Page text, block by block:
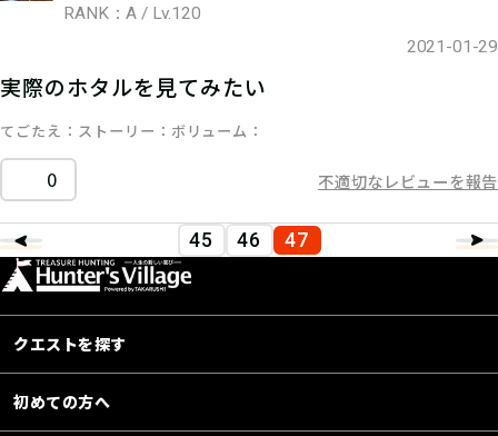
RANK：A / Lv.120
2021-01-29
実際のホタルを見てみたい
てごたえ ストーリー ボリューム
0 不適切なレビューを報告
45 46 47
クエストを探す
初めての方へ